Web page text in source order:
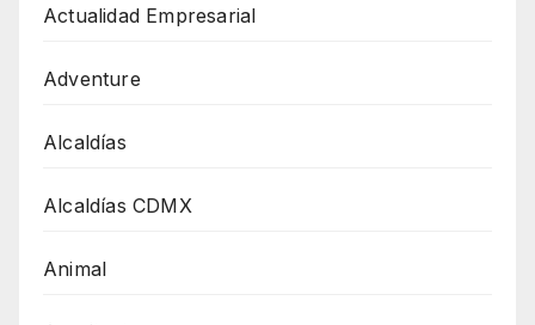
Actualidad Empresarial
Adventure
Alcaldías
Alcaldías CDMX
Animal